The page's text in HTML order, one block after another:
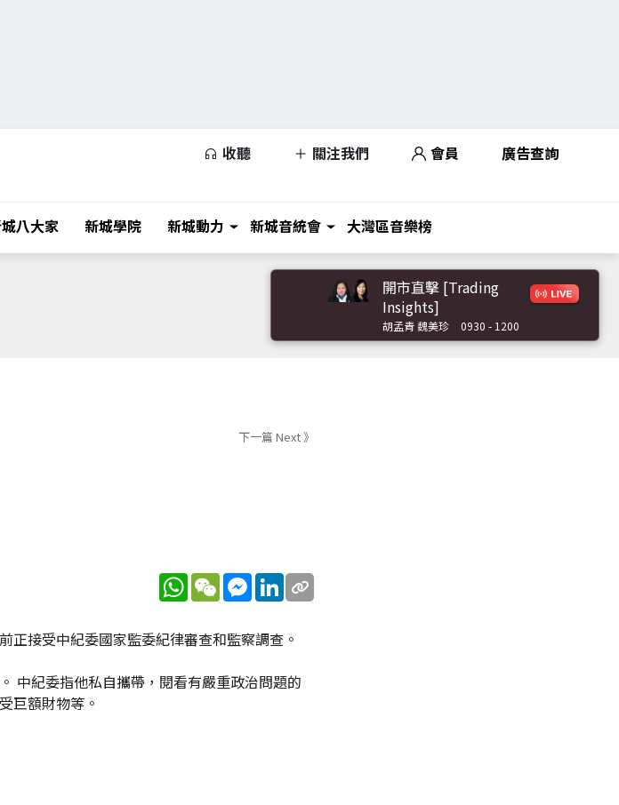
收聽 關注我們 會員 廣告查詢
八大家 新城學院 新城動力 新城音統會 大灣區音樂榜
開市直擊 [Trading
Insights]
胡孟青 魏美珍 0930 - 1200
下一篇 Next 》
WhatsApp
WeChatMessenger
LinkedIn
正接受中紀委國家監委紀律審查和監察調查。
中紀委指他私自攜帶，閱看有嚴重政治問題的
巨額財物等。